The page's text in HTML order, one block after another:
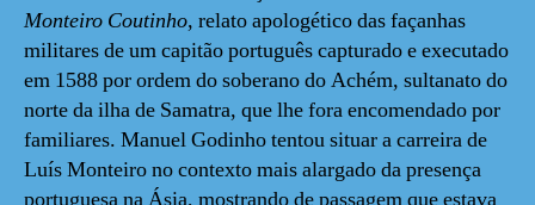
Monteiro Coutinho, relato apologético das façanhas
militares de um capitão português capturado e executado
em 1588 por ordem do soberano do Achém, sultanato do
norte da ilha de Samatra, que lhe fora encomendado por
familiares. Manuel Godinho tentou situar a carreira de
Luís Monteiro no contexto mais alargado da presença
portuguesa na Ásia, mostrando de passagem que estava